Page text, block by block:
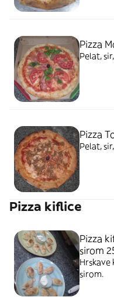
Pizza
Pelat,
Pizza
Pelat,
Pizza kiflice
Pizza
sirom
sirom.